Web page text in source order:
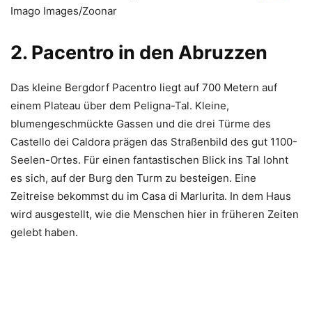
Imago Images/Zoonar
2. Pacentro in den Abruzzen
Das kleine Bergdorf Pacentro liegt auf 700 Metern auf
einem Plateau über dem Peligna-Tal. Kleine,
blumengeschmückte Gassen und die drei Türme des
Castello dei Caldora prägen das Straßenbild des gut 1100-
Seelen-Ortes. Für einen fantastischen Blick ins Tal lohnt
es sich, auf der Burg den Turm zu besteigen. Eine
Zeitreise bekommst du im Casa di Marlurita. In dem Haus
wird ausgestellt, wie die Menschen hier in früheren Zeiten
gelebt haben.